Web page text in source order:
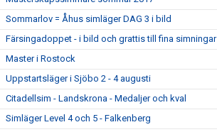
Sommarlov = Åhus simläger DAG 3 i bild
Färsingadoppet - i bild och grattis till fina simningar
Master i Rostock
Uppstartsläger i Sjöbo 2 - 4 augusti
Citadellsim - Landskrona - Medaljer och kval
Simläger Level 4 och 5 - Falkenberg